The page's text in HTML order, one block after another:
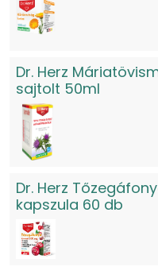
Dr. Herz
sajtolt 50ml
Dr. Herz
kapszula 60 db